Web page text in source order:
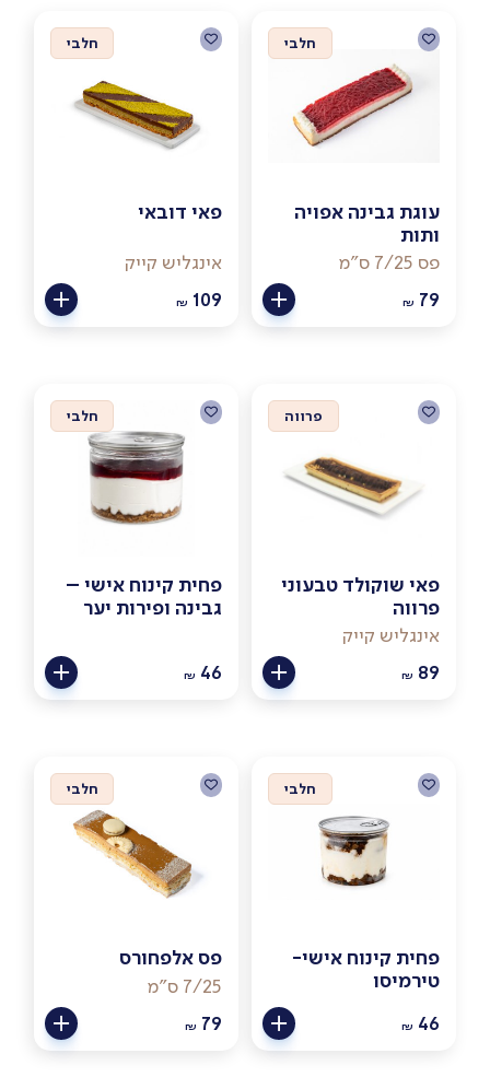
חלבי
עוגת גבינה אפויה
ותות
פס 7/25 ס"מ
₪ 79
חלבי
פאי דובאי
אינגליש קייק
₪ 109
פרווה
פאי שוקולד טבעוני
פרווה
אינגליש קייק
₪ 89
חלבי
פחית קינוח אישי –
גבינה ופירות יער
₪ 46
חלבי
פחית קינוח אישי-
טירמיסו
₪ 46
חלבי
פס אלפחורס
7/25 ס"מ
₪ 79